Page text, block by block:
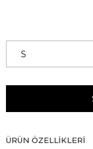
ÜRÜN ÖZELLIKLERI